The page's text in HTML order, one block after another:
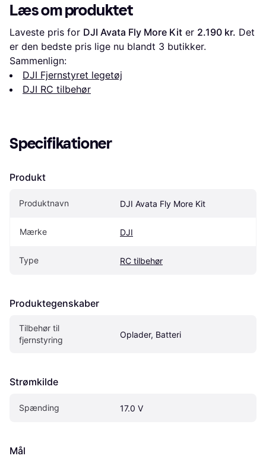
Læs om produktet
Laveste pris for DJI Avata Fly More Kit er 2.190 kr. Det
er den bedste pris lige nu blandt 3 butikker.
Sammenlign:
DJI Fjernstyret legetøj
DJI RC tilbehør
Specifikationer
Produkt
Produktnavn DJI Avata Fly More Kit
Mærke DJI
Type RC tilbehør
Produktegenskaber
Tilbehør til
fjernstyring
Oplader, Batteri
Strømkilde
Spænding 17.0 V
Mål